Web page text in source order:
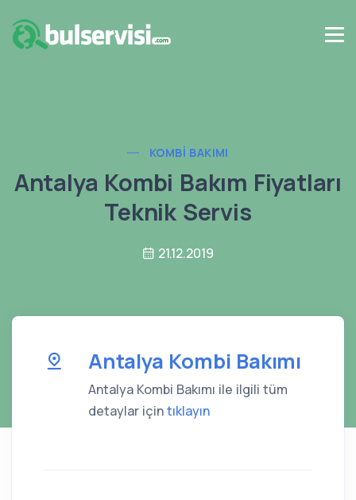
KOMBI BAKIMI
Antalya Kombi Bakım Fiyatları
Teknik Servis
21.12.2019
Antalya Kombi Bakımı
Antalya Kombi Bakımı ile ilgili tüm
detaylar içintıklayın